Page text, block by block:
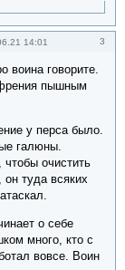
3
14:01
воина говорите.
пышным
у перса было.
галюны.
чтобы очистить
он туда всяких
о себе
много, кто с
вовсе. Воин